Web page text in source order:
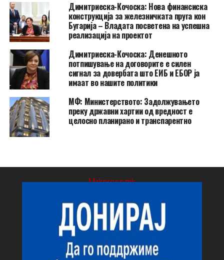
Димитриеска-Кочоска: Нова финансиска
конструкција за железничката пруга кон
Бугарија – Владата посветена на успешна
реализација на проектот
Димитриеска-Кочоска: Денешното
потпишување на договорите е силен
сигнал за довербата што ЕИБ и ЕБОР ја
имаат во нашите политики
МФ: Министерството: Задолжувањето
преку државни хартии од вредност е
целосно планирано и транспарентно
Makpress.mk